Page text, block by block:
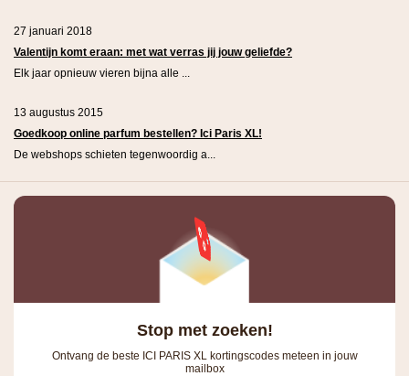
27 januari 2018
Valentijn komt eraan: met wat verras jij jouw geliefde?
Elk jaar opnieuw vieren bijna alle ...
13 augustus 2015
Goedkoop online parfum bestellen? Ici Paris XL!
De webshops schieten tegenwoordig a...
Stop met zoeken!
Ontvang de beste ICI PARIS XL kortingscodes meteen in jouw
mailbox